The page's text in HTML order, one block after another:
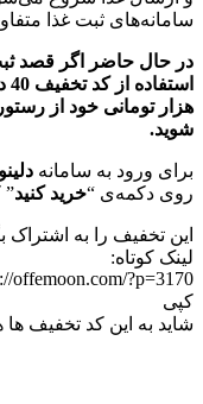
سامانه‌های ثبت غذا
در حال حاضر اگر قصد
شوید.
برای ورود به سامانه دلینو
روی دکمه‌ی “خرید کنید”
این تخفیف را به اشتراک
لینک کوتاه:
offemoon.com/?p=3170
کپی
شاید به این کد تخفیف ها